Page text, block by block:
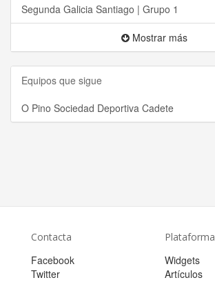
Segunda Galicia Santiago | Grupo 1
Mostrar más
Equipos que sigue
O Pino Sociedad Deportiva Cadete
Contacta
Facebook
Twitter
Plataforma
Widgets
Artículos